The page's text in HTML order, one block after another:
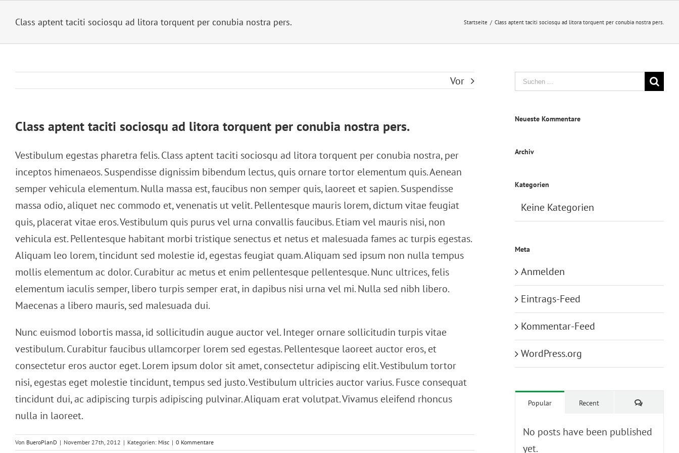
Inhalt
springen
Class aptent taciti sociosqu ad litora torquent per conubia nostra pers. Startseite / Class aptent taciti sociosqu ad litora torquent per conubia nostra pers.
Vor
Class aptent taciti sociosqu ad litora torquent per conubia nostra pers.
Vestibulum egestas pharetra felis. Class aptent taciti sociosqu ad litora torquent per conubia nostra, per
inceptos himenaeos. Suspendisse dignissim bibendum lectus, quis ornare tortor elementum quis. Aenean
semper vehicula elementum. Nulla massa est, faucibus non semper quis, laoreet et sapien. Suspendisse
massa odio, aliquet nec commodo et, venenatis ut velit. Pellentesque mauris lorem, dictum vitae feugiat
quis, placerat vitae eros. Vestibulum quis purus vel urna convallis faucibus. Etiam vel mauris nisi, non
vehicula est. Pellentesque habitant morbi tristique senectus et netus et malesuada fames ac turpis egestas.
Aliquam leo lorem, tincidunt sed molestie id, egestas feugiat quam. Aliquam sed ipsum non nulla tempus
mollis elementum ac dolor. Curabitur ac metus et enim pellentesque pellentesque. Nunc ultrices, felis
elementum iaculis semper, libero turpis semper erat, in dapibus nisi urna vel mi. Nulla sed nibh libero.
Maecenas a libero mauris, sed malesuada dui.
Nunc euismod lobortis massa, id sollicitudin augue auctor vel. Integer ornare sollicitudin turpis vitae
vestibulum. Curabitur faucibus ullamcorper lorem sed egestas. Pellentesque laoreet auctor eros, et
consectetur eros auctor eget. Lorem ipsum dolor sit amet, consectetur adipiscing elit. Vestibulum tortor
nisi, egestas eget molestie tincidunt, tempus sed justo. Vestibulum ultricies auctor varius. Fusce consequat
tincidunt dui, ac adipiscing turpis adipiscing pulvinar. Aliquam erat volutpat. Vivamus eleifend rhoncus
nulla in laoreet.
Von BueroPlanD | November 27th, 2012 | Kategorien: Misc | 0 Kommentare
Suche
Neueste Kommentare
Archiv
Kategorien
Keine Kategorien
Meta
Anmelden
Eintrags-Feed
Kommentar-Feed
WordPress.org
Popular Recent
No posts have been published
yet.